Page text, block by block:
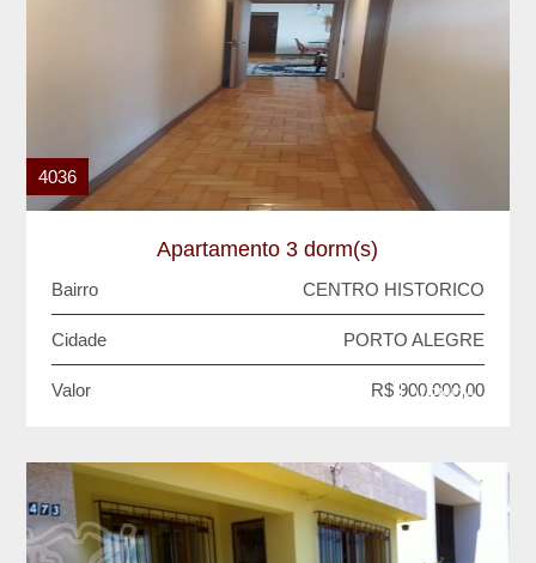
4036
Apartamento 3 dorm(s)
Bairro CENTRO HISTORICO
Cidade PORTO ALEGRE
Valor R$ 900.000,00
VENDA